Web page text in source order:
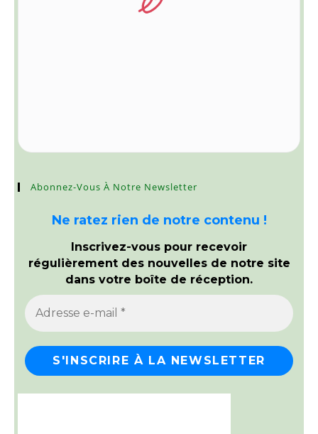
Abonnez-Vous À Notre Newsletter
Ne ratez rien de notre contenu !
Inscrivez-vous pour recevoir
régulièrement des nouvelles de notre site
dans votre boîte de réception.